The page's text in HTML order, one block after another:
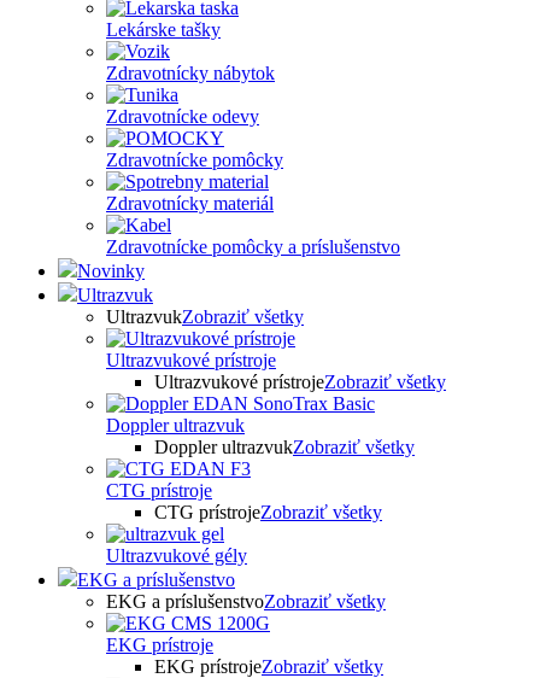
Lekárske tašky
Zdravotnícky nábytok
Zdravotnícke odevy
Zdravotnícke pomôcky
Zdravotnícky materiál
Zdravotnícke pomôcky a príslušenstvo
Novinky
Ultrazvuk
UltrazvukZobraziť všetky
Ultrazvukové prístroje
Ultrazvukové prístrojeZobraziť všetky
Doppler ultrazvuk
Doppler ultrazvukZobraziť všetky
CTG prístroje
CTG prístrojeZobraziť všetky
Ultrazvukové gély
EKG a príslušenstvo
EKG a príslušenstvoZobraziť všetky
EKG prístroje
EKG prístrojeZobraziť všetky